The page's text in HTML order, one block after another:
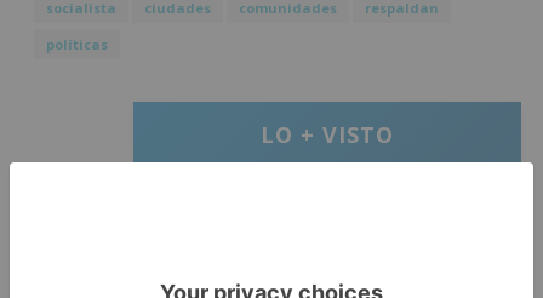
socialista ciudades comunidades
respaldan
políticas
LO + VISTO